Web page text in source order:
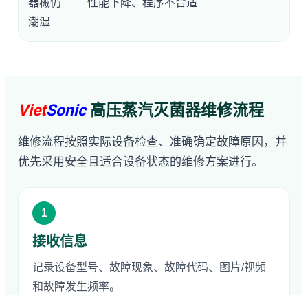
器械仍
潮湿
性能下降、程序不合适
VietSonic高压蒸汽灭菌器维修流程
维修流程按照实际设备检查、准确确定故障原因，并
优先采用安全且适合设备状态的维修方案进行。
1
接收信息
记录设备型号、故障现象、故障代码、图片/视频
和故障发生频率。